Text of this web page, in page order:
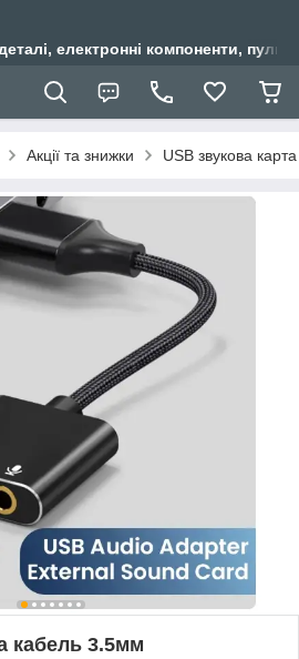
електронні компоненти,
Акції та знижки USB звукова
кабель 3.5мм